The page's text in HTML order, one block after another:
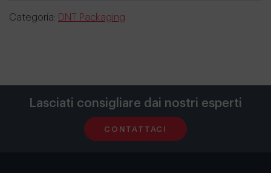
Categoría: DNT Packaging
Lasciati consigliare dai nostri esperti
CONTATTACI